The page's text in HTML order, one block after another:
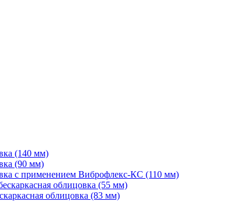
(140 мм)
(90 мм)
с применением Виброфлекс-КС (110 мм)
облицовка (55 мм)
облицовка (83 мм)